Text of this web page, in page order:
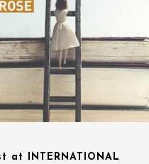
at INTERNATIONAL